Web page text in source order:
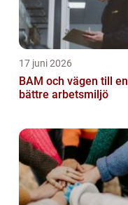
17 juni 2026
BAM och vägen till en
bättre arbetsmiljö